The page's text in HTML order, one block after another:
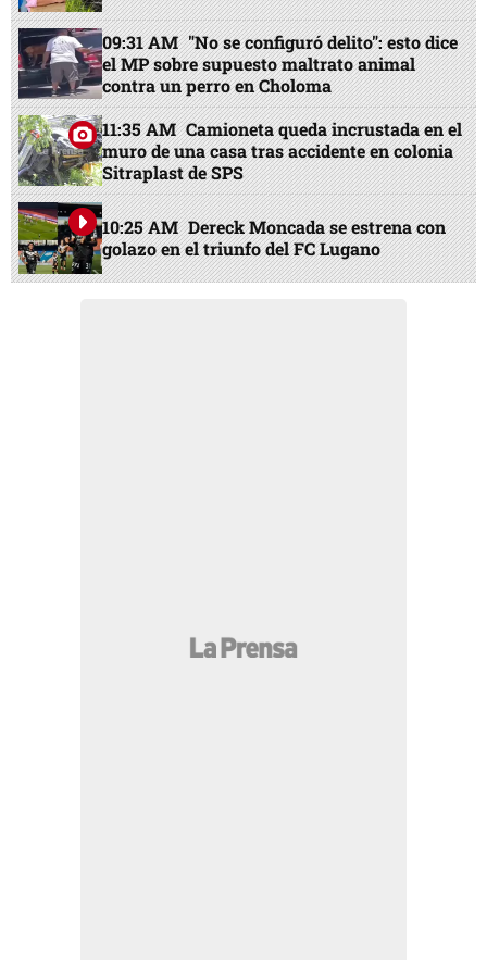
09:31 AM "No se configuró delito": esto dice
el MP sobre supuesto maltrato animal
contra un perro en Choloma
11:35 AM Camioneta queda incrustada en el
muro de una casa tras accidente en colonia
Sitraplast de SPS
10:25 AM Dereck Moncada se estrena con
golazo en el triunfo del FC Lugano